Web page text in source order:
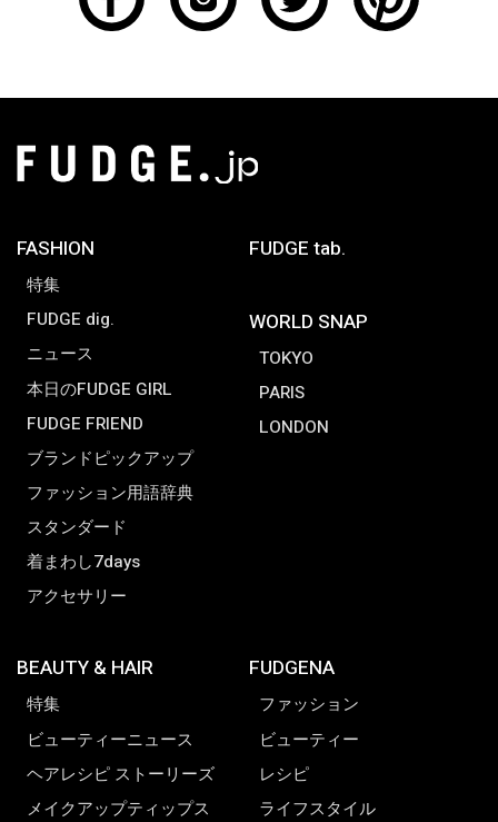
FASHION
特集
FUDGE dig.
ニュース
本日のFUDGE GIRL
FUDGE FRIEND
ブランドピックアップ
ファッション用語辞典
スタンダード
着まわし7days
アクセサリー
FUDGE tab.
WORLD SNAP
TOKYO
PARIS
LONDON
BEAUTY & HAIR
特集
ビューティーニュース
ヘアレシピ ストーリーズ
メイクアップティップス
FUDGENA
ファッション
ビューティー
レシピ
ライフスタイル